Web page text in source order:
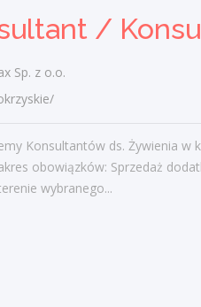
Soymax
paszowych
wybranego...
Sp. z o.o.
Konsultantów ds. Żywienia w
obowiązków: Sprzedaż
wybranego...